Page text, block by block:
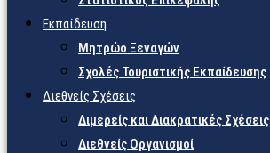
Εκπαίδευση
Μητρώο Ξεναγών
Σχολές Τουριστικής Εκπαίδευσης
Διεθνείς Σχέσεις
Διμερείς και Διακρατικές Σχέσεις
Διεθνείς Οργανισμοί